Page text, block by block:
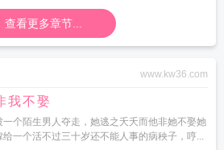
查看更多章节...
www.kw36.com
我不娶
一个陌生男人夺走，她逃之夭夭而他非她不娶她
一个活不过三十岁还不能人事的病秧子，哼...